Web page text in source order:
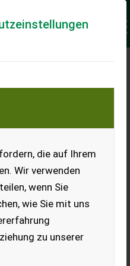
die auf Ihrem
Wir verwenden
wenn Sie
wie Sie mit uns
zu unserer
Baumaschinen –
Ort